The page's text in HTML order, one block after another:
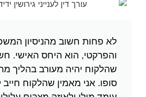
לא פחות חשוב מהניסיון
והפרקטי, הוא היחס האישי.
שהלקוח יהיה מעורב בהליך
סופו. אני מאמין שהלקוח